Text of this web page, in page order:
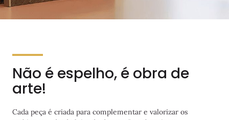
Não é espelho, é obra de
arte!
Cada peça é criada para complementar e valorizar os